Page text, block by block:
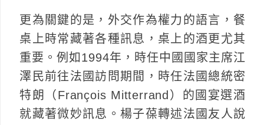
更為關鍵的是，外交作為權力的語言，餐
桌上時常藏著各種訊息，桌上的酒更尤其
重要。例如1994年，時任中國國家主席江
澤民前往法國訪問期間，時任法國總統密
特朗（François Mitterrand）的國宴選酒
就藏著微妙訊息。楊子葆轉述法國友人說